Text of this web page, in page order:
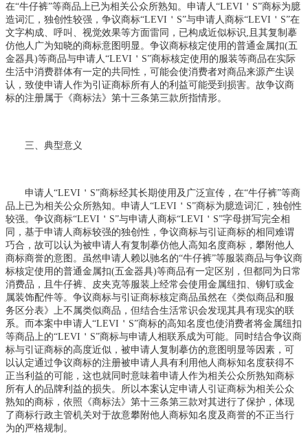
在“牛仔裤”等商品上已为相关公众所熟知。申请人“LEVI＇S”商标为臆
造词汇，独创性较强，争议商标“LEVI＇S”与申请人商标“LEVI＇S”在
文字构成、呼叫、视觉效果等方面雷同，已构成近似标识,且其复制摹
仿他人广为知晓的商标意图明显。争议商标核定使用的普通金属扣(五
金器具)等商品与申请人“LEVI＇S”商标核定使用的服装等商品在实际
生活中消费群体有一定的共同性，可能会使消费者对商品来源产生误
认，致使申请人作为引证商标所有人的利益可能受到损害。故争议商
标的注册属于《商标法》第十三条第三款所指情形。
三、典型意义
申请人“LEVI＇S”商标经其长期使用及广泛宣传，在“牛仔裤”等商
品上已为相关公众所熟知。申请人“LEVI＇S”商标为臆造词汇，独创性
较强。争议商标“LEVI＇S”与申请人商标“LEVI＇S”字母拼写完全相
同，基于申请人商标较强的独创性，争议商标与引证商标的相同难谓
巧合，故可以认为被申请人有复制摹仿他人高知名度商标，攀附他人
商标商誉的意图。虽然申请人赖以驰名的“牛仔裤”等服装商品与争议商
标核定使用的普通金属扣(五金器具)等商品有一定区别，但都同为日常
消费品，且牛仔裤、皮夹克等服装上经常会使用金属纽扣、铆钉或金
属装饰配件等。争议商标与引证商标核定商品虽然在《类似商品和服
务区分表》上不属类似商品，但结合生活常识会发现其具有现实的联
系。而本案中申请人“LEVI＇S”商标的高知名度也使消费者将金属纽扣
等商品上的“LEVI＇S”商标与申请人相联系成为可能。同时结合争议商
标与引证商标的高度近似，被申请人复制摹仿的意图明显等因素，可
以认定通过争议商标的注册被申请人具有利用他人商标知名度获得不
正当利益的可能，这也就同时意味着申请人作为相关公众所熟知商标
所有人的品牌利益的损失。所以本案认定申请人引证商标为相关公众
熟知的商标，依照《商标法》第十三条第三款对其进行了保护，体现
了商标行政主管机关对于故意攀附他人商标知名度及商誉的不正当行
为的严格规制。